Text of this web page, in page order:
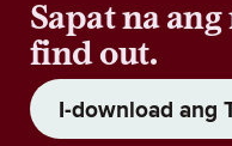
Sapat na
find out.
I-download ang